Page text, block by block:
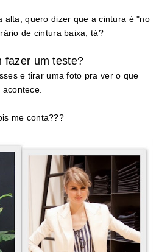
alta, quero dizer que a cintura é "no
de cintura baixa, tá?
fazer um teste?
e tirar uma foto pra ver o que
acontece.
me conta???